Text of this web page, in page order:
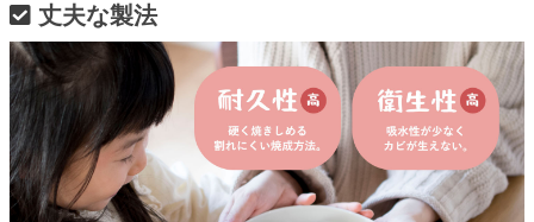
丈夫な製法